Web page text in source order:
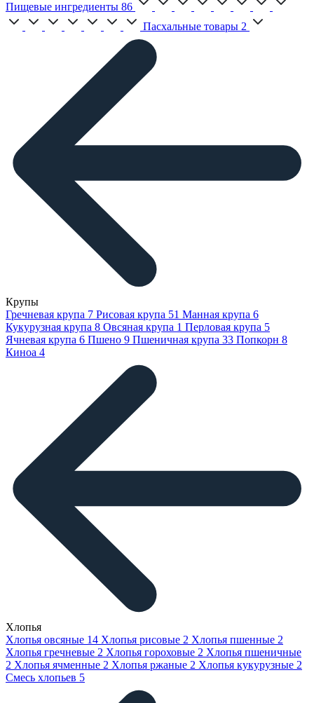
Пищевые ингредиенты 86
Пасхальные товары 2
Крупы
Гречневая крупа 7 Рисовая крупа 51 Манная крупа 6
Кукурузная крупа 8 Овсяная крупа 1 Перловая крупа 5
Ячневая крупа 6 Пшено 9 Пшеничная крупа 33 Попкорн 8
Киноа 4
Хлопья
Хлопья овсяные 14 Хлопья рисовые 2 Хлопья пшенные 2
Хлопья гречневые 2 Хлопья гороховые 2 Хлопья пшеничные
2 Хлопья ячменные 2 Хлопья ржаные 2 Хлопья кукурузные 2
Смесь хлопьев 5